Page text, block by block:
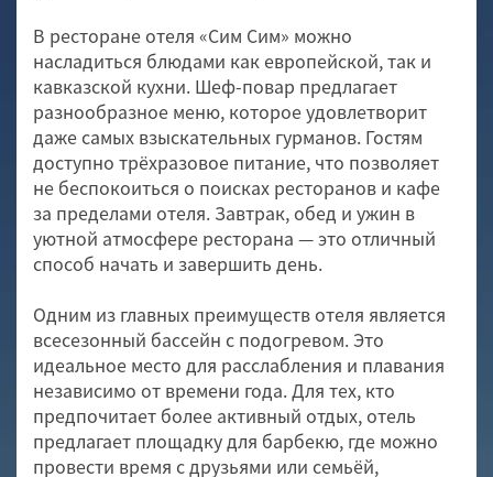
В ресторане отеля «Сим Сим» можно
насладиться блюдами как европейской, так и
кавказской кухни. Шеф-повар предлагает
разнообразное меню, которое удовлетворит
даже самых взыскательных гурманов. Гостям
доступно трёхразовое питание, что позволяет
не беспокоиться о поисках ресторанов и кафе
за пределами отеля. Завтрак, обед и ужин в
уютной атмосфере ресторана — это отличный
способ начать и завершить день.
Одним из главных преимуществ отеля является
всесезонный бассейн с подогревом. Это
идеальное место для расслабления и плавания
независимо от времени года. Для тех, кто
предпочитает более активный отдых, отель
предлагает площадку для барбекю, где можно
провести время с друзьями или семьёй,